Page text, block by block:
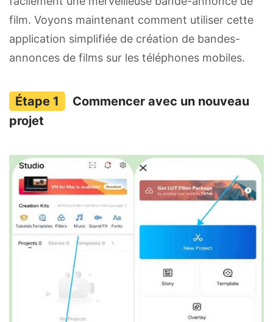
film. Voyons maintenant comment utiliser cette
application simplifiée de création de bandes-
annonces de films sur les téléphones mobiles.
Commencer avec un nouveau
projet